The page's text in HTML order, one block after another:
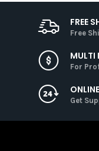
FREE
Free
MULTI
For
Get